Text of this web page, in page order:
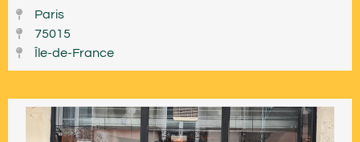
Paris
75015
Île-de-France